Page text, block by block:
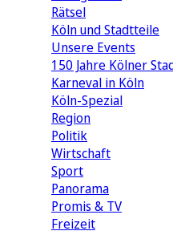
Rätsel
Köln und Stadtteile
Unsere Events
150 Jahre Kölner
Karneval in Köln
Köln-Spezial
Region
Politik
Wirtschaft
Sport
Panorama
Promis & TV
Freizeit